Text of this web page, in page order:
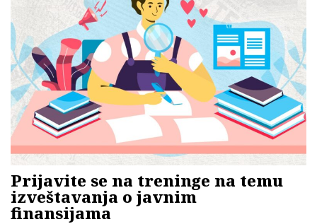
Prijavite se na treninge na temu
izveštavanja o javnim
finansijama